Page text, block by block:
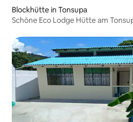
Blockhütte in Tonsupa
Schöne Eco Lodge Hütte am